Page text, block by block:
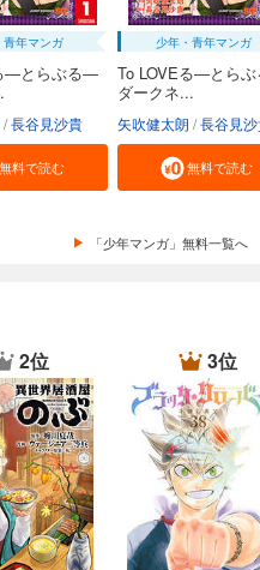
青年マンガ
―とらぶる―
長谷見沙貴
無料で読む
少年・青年マンガ
To LOVEる―とら
ダークネ...
矢吹健太朗 長谷見
無料で読む
「少年マンガ」無料一覧へ
2位 3位